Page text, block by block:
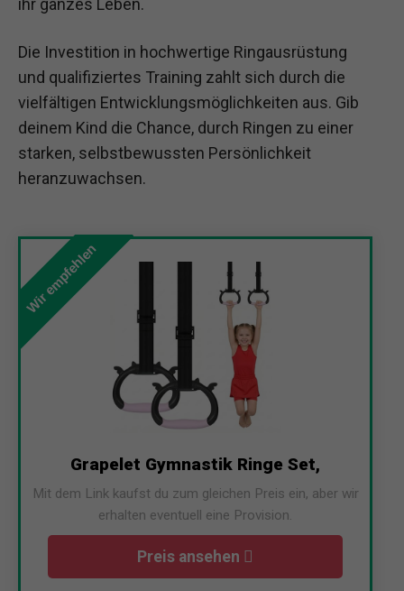
ihr ganzes Leben.
Die Investition in hochwertige Ringausrüstung
und qualifiziertes Training zahlt sich durch die
vielfältigen Entwicklungsmöglichkeiten aus. Gib
deinem Kind die Chance, durch Ringen zu einer
starken, selbstbewussten Persönlichkeit
heranzuwachsen.
Wir empfehlen
Grapelet Gymnastik Ringe Set,
Mit dem Link kaufst du zum gleichen Preis ein, aber wir
erhalten eventuell eine Provision.
Preis ansehen